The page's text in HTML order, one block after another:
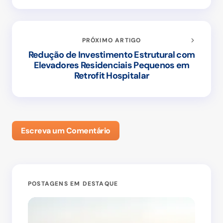
PRÓXIMO ARTIGO
Redução de Investimento Estrutural com
Elevadores Residenciais Pequenos em
Retrofit Hospitalar
Escreva um Comentário
POSTAGENS EM DESTAQUE